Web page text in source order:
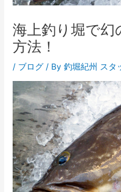
海上釣り堀で幻
方法！
/ ブログ / By釣堀紀州 スタ